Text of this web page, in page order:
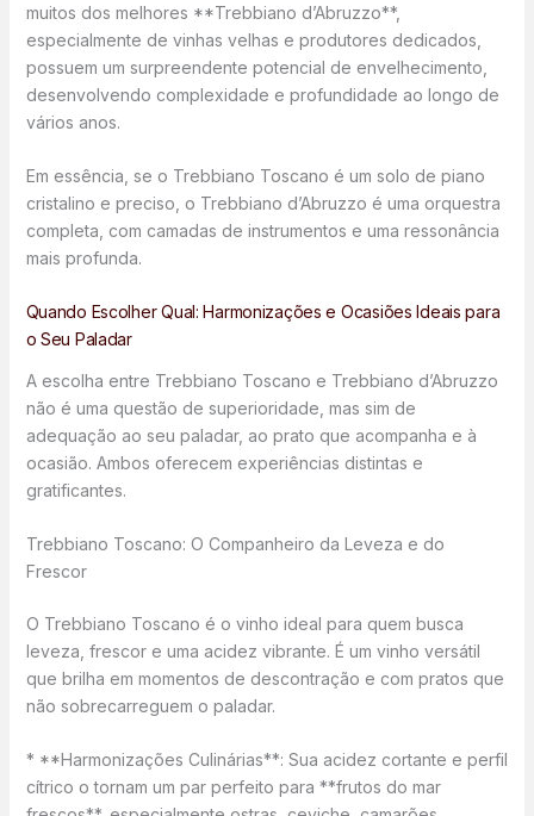
muitos dos melhores **Trebbiano d’Abruzzo**,
especialmente de vinhas velhas e produtores dedicados,
possuem um surpreendente potencial de envelhecimento,
desenvolvendo complexidade e profundidade ao longo de
vários anos.
Em essência, se o Trebbiano Toscano é um solo de piano
cristalino e preciso, o Trebbiano d’Abruzzo é uma orquestra
completa, com camadas de instrumentos e uma ressonância
mais profunda.
Quando Escolher Qual: Harmonizações e Ocasiões Ideais para
o Seu Paladar
A escolha entre Trebbiano Toscano e Trebbiano d’Abruzzo
não é uma questão de superioridade, mas sim de
adequação ao seu paladar, ao prato que acompanha e à
ocasião. Ambos oferecem experiências distintas e
gratificantes.
Trebbiano Toscano: O Companheiro da Leveza e do
Frescor
O Trebbiano Toscano é o vinho ideal para quem busca
leveza, frescor e uma acidez vibrante. É um vinho versátil
que brilha em momentos de descontração e com pratos que
não sobrecarreguem o paladar.
* **Harmonizações Culinárias**: Sua acidez cortante e perfil
cítrico o tornam um par perfeito para **frutos do mar